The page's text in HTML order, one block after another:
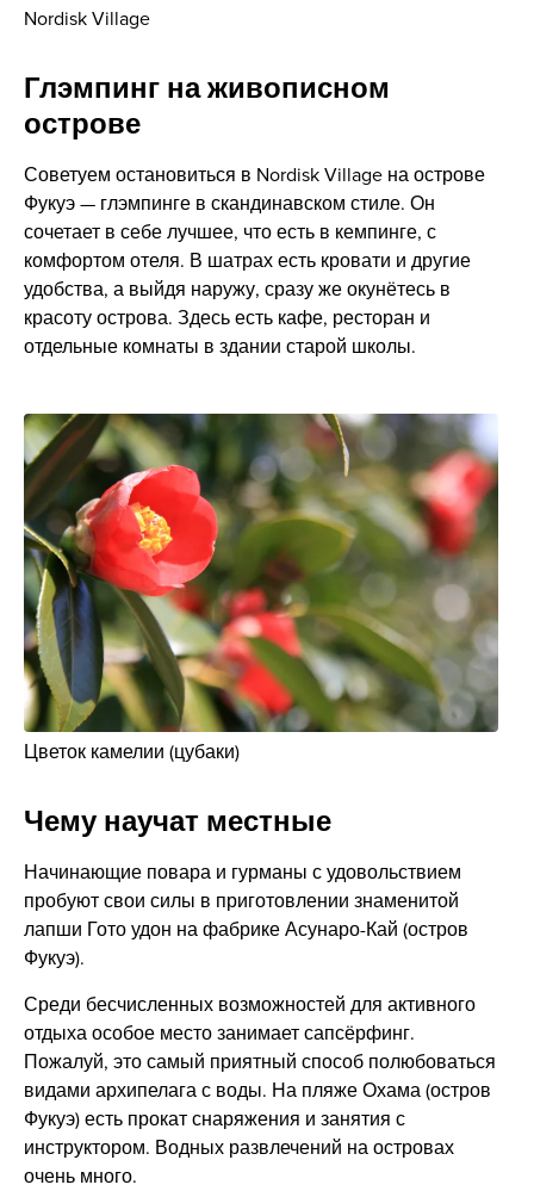
Nordisk Village
Глэмпинг на живописном
острове
Советуем остановиться в Nordisk Village на острове
Фукуэ — глэмпинге в скандинавском стиле. Он
сочетает в себе лучшее, что есть в кемпинге, с
комфортом отеля. В шатрах есть кровати и другие
удобства, а выйдя наружу, сразу же окунётесь в
красоту острова. Здесь есть кафе, ресторан и
отдельные комнаты в здании старой школы.
Цветок камелии (цубаки)
Чему научат местные
Начинающие повара и гурманы с удовольствием
пробуют свои силы в приготовлении знаменитой
лапши Гото удон на фабрике Асунаро-Кай (остров
Фукуэ).
Среди бесчисленных возможностей для активного
отдыха особое место занимает сапсёрфинг.
Пожалуй, это самый приятный способ полюбоваться
видами архипелага с воды. На пляже Охама (остров
Фукуэ) есть прокат снаряжения и занятия с
инструктором. Водных развлечений на островах
очень много.